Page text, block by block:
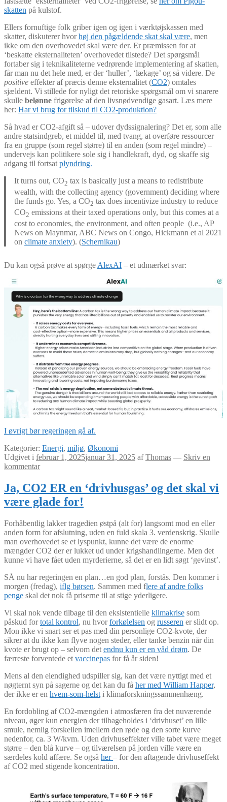
skatten på kulstof.
Ellers fornuftige folk griber igen og igen i værktøjskassen med
skatter, diskuterer hvorhøj den pågældende skat skal være, men
ikke om den overhovedet skal være der. Er præmissen for at
‘beskatte eksternaliteten’ overhovedet tilstede? Det spørgsmål
fortaber sig i teknikaliteterne vedrørende implementering af skatten,
får man nu det hele med, er der ‘huller’, ‘lækage’ og så videre. De
positive effekter af præcis denne eksternalitet (CO2) omtales
sjældent. Vi stillede for nyligt det retoriske spørgsmål om vi snarere
skulle belønne frigørelse af den livsnødvendige gasart. Læs mere
her: Har vi brug for tilskud til CO2-produktion?
Så hvad er CO2-afgift så – udover dydssignalering? Det er, som alle
andre statsindgreb, et middel til, med tvang, at overføre ressourcer
fra en gruppe (som regel større) til en anden (som regel mindre) –
undervejs kan politikere sole sig i handlekraft, dyd, og skaffe sig
adgang til fortsat plyndring.
It turns out, CO2 tax is basically just a means to redistribute
wealth, with the collecting agency (government) deciding where
the funds go. Yes, a CO2 tax does incentivize industry to reduce
CO2 emissions at their taxed operations only, but this comes at a
cost to economies, the environment, and often people (i.e., AP
News on Maynmar, ABC News on Congo, Hickmann et al 2021
on climate anxiety). (Schernikau)
Du kan også prøve at spørge AlexAI – et udmærket svar:
I øvrigt bør regeringen gå af.
Kategorier: Energi, miljø, Økonomi
Udgivet i februar 1, 2025januar 31, 2025 afThomas — Skriv en
kommentar
Ja, CO2 ER en ‘drivhusgas’ og det skal vi
være glade for!
Forhåbentlig lakker tragedien østpå (alt for) langsomt mod en eller
anden form for afslutning, uden en fuld skala 3. verdenskrig. Skulle
man overhovedet se et lyspunkt, kunne det være de enorme
mængder CO2 der er lukket ud under krigshandlingerne. Men det
kunne vi have fået uden myrderierne, så det er en lidt søgt ‘gevinst’.
SÅ nu har regeringen en plan…en god plan, forstås. Den kommer i
morgen (fredag), iflg børsen. Sammen med flere af andre folks
penge skal det nok få priserne til at stige yderligere.
Vi skal nok vende tilbage til den eksistentielle klimakrise som
påskud fortotal kontrol, nu hvorforkølelsen og russeren er slidt op.
Mon ikke vi snart ser et pas med din personlige CO2-kvote, der
sikrer at du ikke kan flyve nogen steder, eller tanke benzin når din
kvote er brugt op – selvom det endnu kun er en våd drøm. De
færreste forventede et vaccinepas for få år siden!
Mens al den elendighed udspiller sig, kan det være nyttigt med et
nøgternt syn på sagerne og det kan du få her med William Happer,
der ikke er en hvem-som-helst i klimaforskningssammenhæng.
En fordobling af CO2-mængden i atmosfæren fra det nuværende
niveau, øger kun energien der tilbageholdes i ‘drivhuset’ en lille
smule, nemlig forskellen imellem den røde og den sorte kurve
nedenfor, ca. 3 W/kvm. Uden drivhuseffekter ville tabet være meget
større – den blå kurve – og tilværelsen på jorden ville være en
særdeles kold affære. Se også her– for den aftagende drivhuseffekt
af CO2 med stigende koncentration.